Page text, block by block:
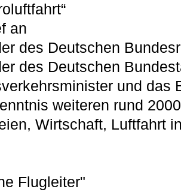
an
des Deutschen
des Deutschen
und das
weiteren rund
Wirtschaft, Luftfahrt
Flugleiter"